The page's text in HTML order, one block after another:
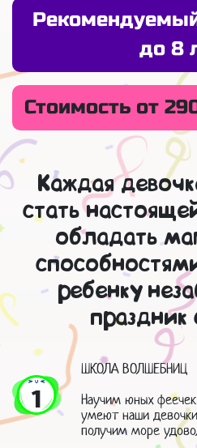
до 8
Стоимость от
Каждая
стать
обладать
ребенку
праздник
1
ШКОЛА ВОЛШЕБНИЦ
Научим юных
умеют наши
получим море